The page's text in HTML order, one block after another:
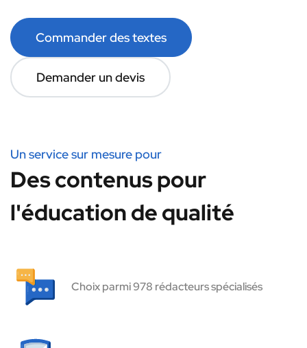
Commander des textes
Demander un devis
Un service sur mesure pour
Des contenus pour
l'éducation de qualité
Choix parmi 978 rédacteurs spécialisés